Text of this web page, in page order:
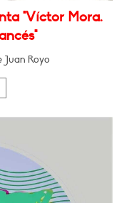
"Víctor Mora.
Juan Royo